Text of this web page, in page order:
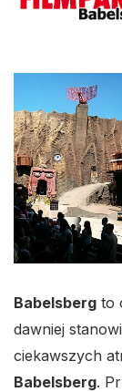
Babelsberg to
dawniej
ciekawszych
Babelsberg.